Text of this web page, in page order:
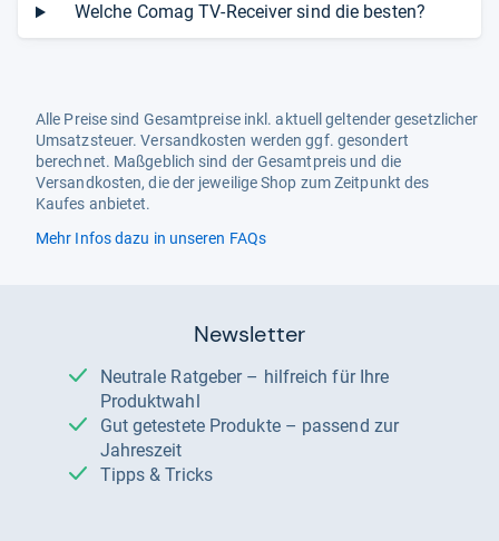
Welche Comag TV-Receiver sind die besten?
Alle Preise sind Gesamtpreise inkl. aktuell geltender gesetzlicher
Umsatzsteuer. Versandkosten werden ggf. gesondert
berechnet. Maßgeblich sind der Gesamtpreis und die
Versandkosten, die der jeweilige Shop zum Zeitpunkt des
Kaufes anbietet.
Mehr Infos dazu in unseren FAQs
Newsletter
Neutrale Ratgeber – hilfreich für Ihre
Produktwahl
Gut getestete Produkte – passend zur
Jahreszeit
Tipps & Tricks